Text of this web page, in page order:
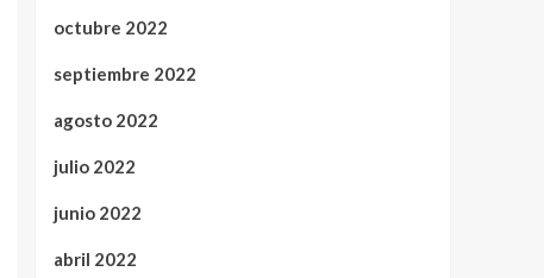
octubre 2022
septiembre 2022
agosto 2022
julio 2022
junio 2022
abril 2022